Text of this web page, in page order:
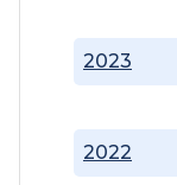
2022
2023